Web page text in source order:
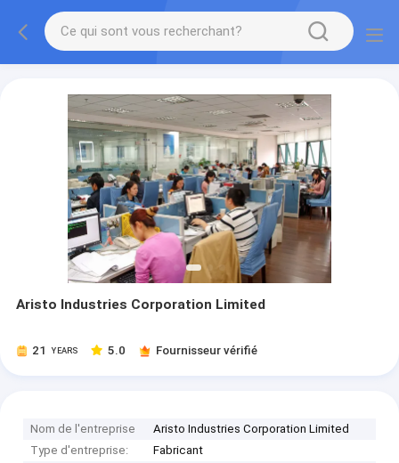
Aristo Industries Corporation Limited
21 YEARS 5.0 Fournisseur vérifié
Nom de l'entreprise
Aristo Industries Corporation Limited
Type d'entreprise:
Fabricant